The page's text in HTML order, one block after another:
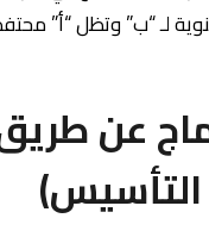
لـ “ب” وتظل “أ”
عن
التأسيس)